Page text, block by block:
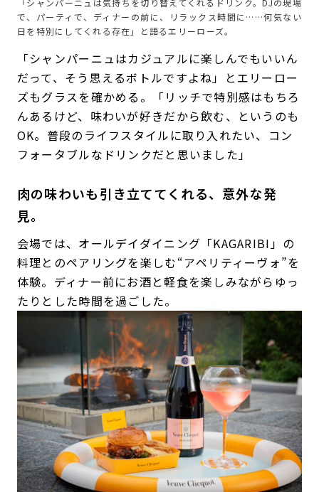
「シャンパーニュは気持ちを切り替えてくれるドリンク。DJの現場
で、パーティで、ディナーの前に、リラックス時間に……何気ない
日を特別にしてくれる存在」と語るエリーローズ。
「シャンパーニュはカジュアルに楽しんでもいいん
だって、そう思えるボトルですよね」とエリーロー
ズもグラスを確かめる。「リッチで特別感はもちろ
んあるけど、味わいが好きだから飲む、というのも
OK。普段のライフスタイルに取り入れたい、コン
フォータブルなドリンクだと思いました」
肉の味わいも引き立ててくれる、意外な発
見。
会場では、オールデイダイニング「KAGARIBI」の
料理とのペアリングを楽しむ“アペリティーヴォ”を
体験。ディナー前にお酒と軽食を楽しみながらゆっ
たりとした時間を過ごした。